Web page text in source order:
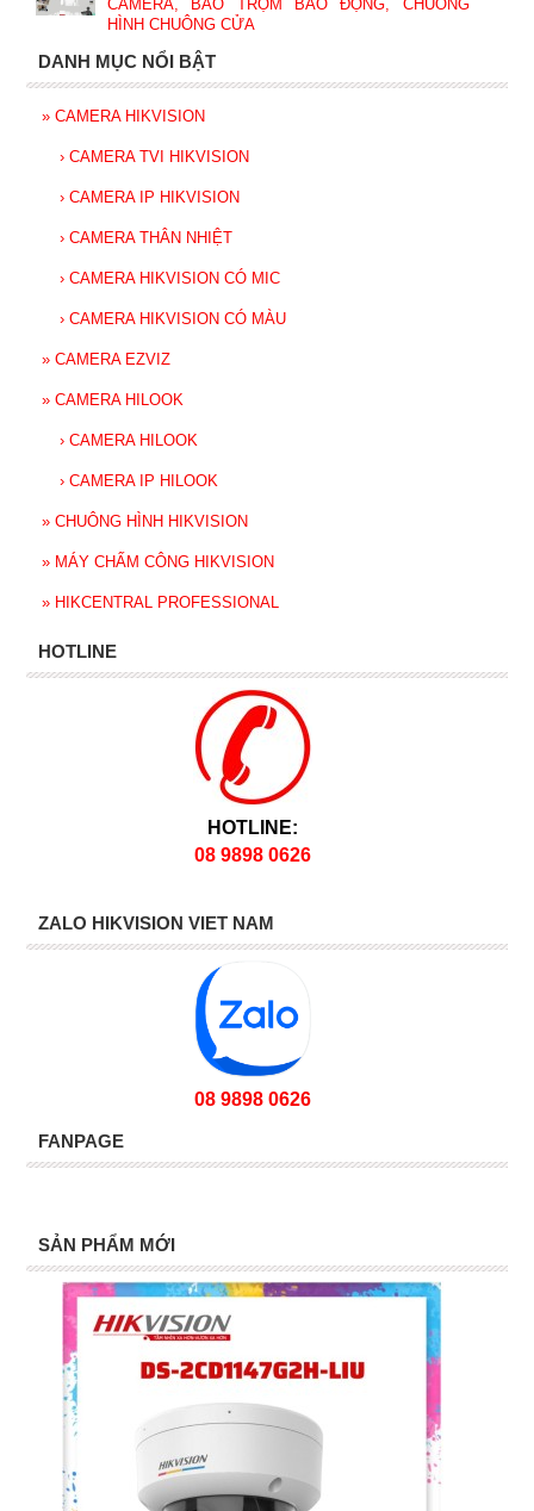
CAMERA, BÁO TRỘM BÁO ĐỘNG, CHUÔNG
HÌNH CHUÔNG CỬA
DANH MỤC NỔI BẬT
» CAMERA HIKVISION
› CAMERA TVI HIKVISION
› CAMERA IP HIKVISION
› CAMERA THÂN NHIỆT
› CAMERA HIKVISION CÓ MIC
› CAMERA HIKVISION CÓ MÀU
» CAMERA EZVIZ
» CAMERA HILOOK
› CAMERA HILOOK
› CAMERA IP HILOOK
» CHUÔNG HÌNH HIKVISION
» MÁY CHẤM CÔNG HIKVISION
» HIKCENTRAL PROFESSIONAL
HOTLINE
HOTLINE:
08 9898 0626
ZALO HIKVISION VIET NAM
08 9898 0626
FANPAGE
SẢN PHẨM MỚI